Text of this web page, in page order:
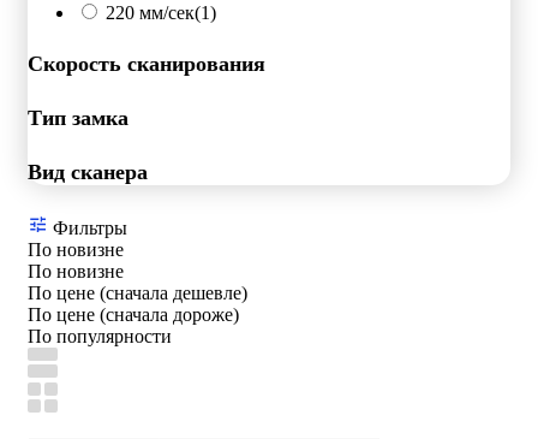
220 мм/сек(1)
Скорость сканирования
Тип замка
Вид сканера
Фильтры
По новизне
По новизне
По цене (сначала дешевле)
По цене (сначала дороже)
По популярности